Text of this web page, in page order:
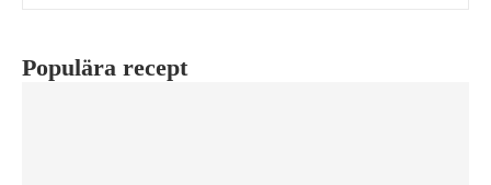
Populära recept